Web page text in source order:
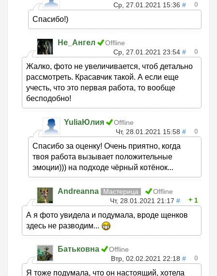
Ср, 27.01.2021 15:36 # 0
Спасибо!)
Не_Ангел
Offline
Ср, 27.01.2021 23:54 # 0
Жалко, фото не увеличивается, чтоб детально
рассмотреть. Красавчик такой. А если еще
учесть, что это первая работа, то вообще
бесподобно!
YuliaЮлия
Offline
Чт, 28.01.2021 15:58 # 0
Спасибо за оценку! Очень приятно, когда
твоя работа вызывает положительные
эмоции))) на подходе чёрный котёнок...
Andreanna Мастерица
Offline
Чт, 28.01.2021 21:17 # 1
А я фото увидела и подумала, вроде щенков
здесь не разводим...
Батьковна
Offline
Втр, 02.02.2021 22:18 # 0
Я тоже подумала, что он настоящий, хотела